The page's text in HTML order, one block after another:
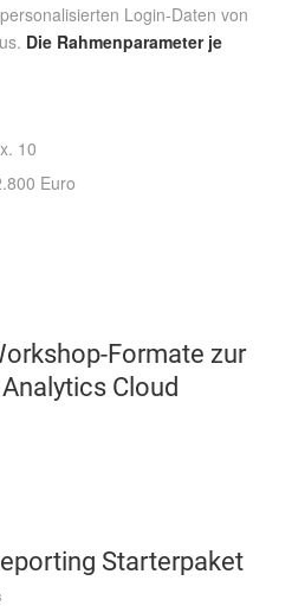
Login-Daten von
Die Rahmenparameter je
10
Euro
Formate zur
Cloud
Starterpaket